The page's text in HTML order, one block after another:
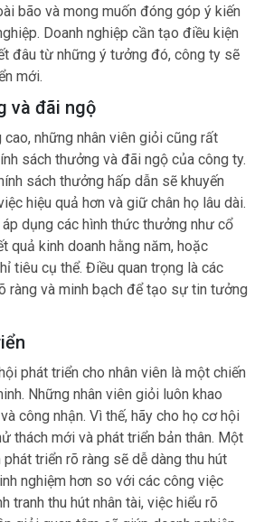
bão và mong muốn đóng góp ý kiến
Doanh nghiệp cần tạo điều kiện
đâu từ những ý tưởng đó, công ty sẽ
mới.
và đãi ngộ
những nhân viên giỏi cũng rất
sách thưởng và đãi ngộ của công ty.
sách thưởng hấp dẫn sẽ khuyến
hiệu quả hơn và giữ chân họ lâu dài.
dụng các hình thức thưởng như cổ
quả kinh doanh hằng năm, hoặc
tiêu cụ thể. Điều quan trọng là các
ràng và minh bạch để tạo sự tin tưởng
phát triển cho nhân viên là một chiến
Những nhân viên giỏi luôn khao
công nhận. Vì thế, hãy cho họ cơ hội
thách mới và phát triển bản thân. Một
triển rõ ràng sẽ dễ dàng thu hút
nghiệm hơn so với các công việc
tranh thu hút nhân tài, việc hiểu rõ